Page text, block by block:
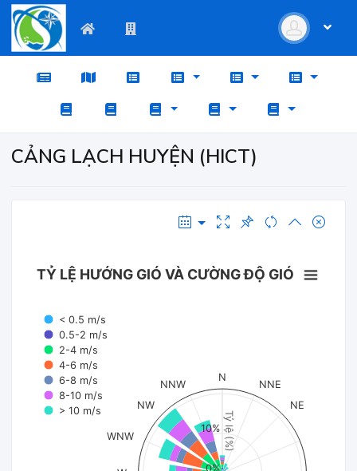
CẢNG LẠCH HUYỆN (HICT)
Tỷ lệ (%)
TỶ LỆ HƯỚNG GIÓ VÀ CƯỜNG ĐỘ GIÓ
< 0.5 m/s
0.5-2 m/s
2-4 m/s
4-6 m/s
6-8 m/s
8-10 m/s
> 10 m/s
N
NNE
NE
WNW
NW
NNW
0%
10%